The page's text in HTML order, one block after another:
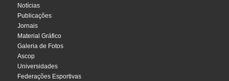
Notícias
Publicações
Jornais
Material Gráfico
Galeria de Fotos
Ascop
Universidades
Federações Esportivas